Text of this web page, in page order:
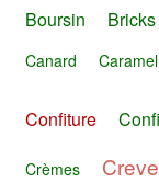
Boursin Bricks
Canard Caramel
Confiture
Crèmes